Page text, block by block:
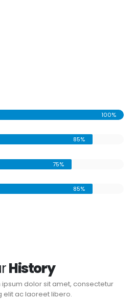
100%
85%
75%
85%
History
dolor sit amet, consectetur
elit ac laoreet libero.